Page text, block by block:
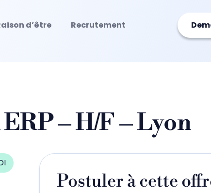
d’être Recrutement
– H/F – Lyon
Postuler à cette